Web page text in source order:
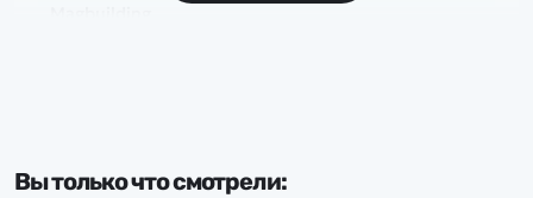
Вы только что смотрели: